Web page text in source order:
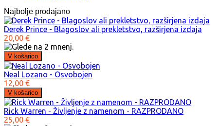
Najbolje prodajano
Derek Prince - Blagoslov ali prekletstvo, razširjena izdaja
20,00 €
Neal Lozano - Osvobojen
12,00 €
Rick Warren - Življenje z namenom - RAZPRODANO
25,00 €